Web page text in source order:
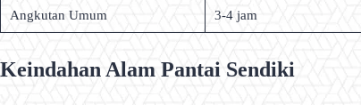
Angkutan Umum 3-4 jam
Keindahan Alam Pantai Sendiki